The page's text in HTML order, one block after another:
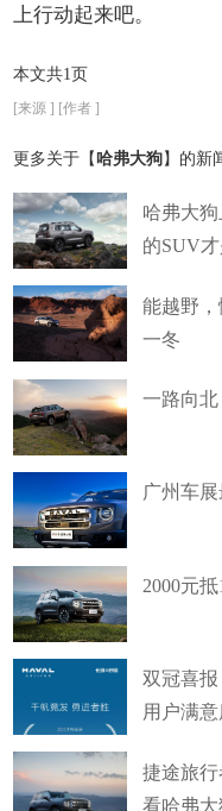
上行动起来吧。
本文共1页
[来源 ] [作者 ]
更多关于【哈弗大狗】的新
哈弗大
的SUV才
能越野
一冬
一路向
广州车
2000元
双冠喜
用户满
捷途旅
看哈弗大